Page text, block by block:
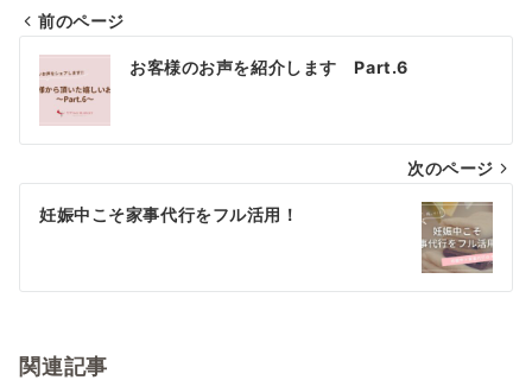
投
稿
ナ
ビ
ゲ
シ
前のページ
お客様のお声を紹介します Part.6
次のページ
妊娠中こそ家事代行をフル活用！
関連記事